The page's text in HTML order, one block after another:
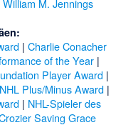
| Charlie Conacher
of the Year|
Player Award|
NHL Plus/Minus Award|
| NHL-Spieler des
Saving Grace